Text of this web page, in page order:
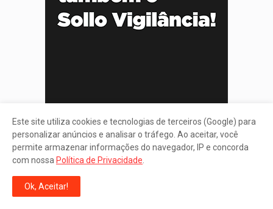
Este site utiliza cookies e tecnologias de terceiros (Google) para
personalizar anúncios e analisar o tráfego. Ao aceitar, você
permite armazenar informações do navegador, IP e concorda
com nossa Política de Privacidade
Ok, Aceitar!